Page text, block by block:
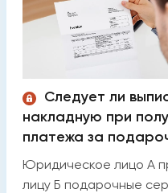
Следует ли
накладную при
платежа за
Юридическое лицо А
лицу Б подарочные